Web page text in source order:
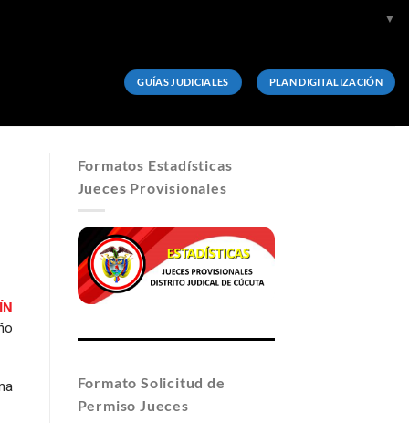
▼
GUÍAS JUDICIALES PLAN DIGITALIZACIÓN
Formatos Estadísticas
Jueces Provisionales
Formato Solicitud de
Permiso Jueces